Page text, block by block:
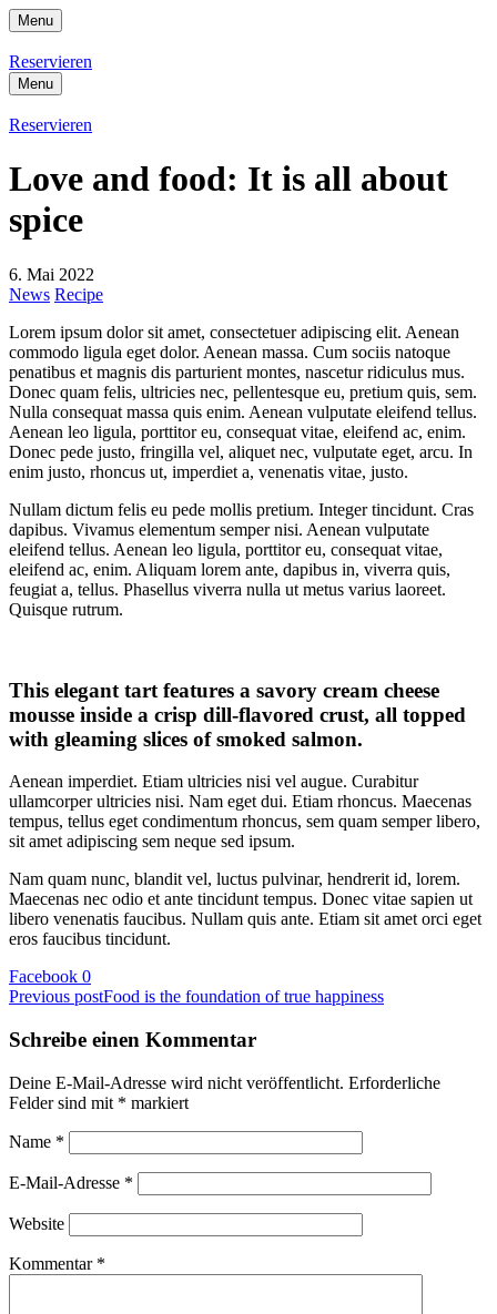
Menu
Reservieren
Menu
Reservieren
Love and food: It is all about
spice
6. Mai 2022
News Recipe
Lorem ipsum dolor sit amet, consectetuer adipiscing elit. Aenean
commodo ligula eget dolor. Aenean massa. Cum sociis natoque
penatibus et magnis dis parturient montes, nascetur ridiculus mus.
Donec quam felis, ultricies nec, pellentesque eu, pretium quis, sem.
Nulla consequat massa quis enim. Aenean vulputate eleifend tellus.
Aenean leo ligula, porttitor eu, consequat vitae, eleifend ac, enim.
Donec pede justo, fringilla vel, aliquet nec, vulputate eget, arcu. In
enim justo, rhoncus ut, imperdiet a, venenatis vitae, justo.
Nullam dictum felis eu pede mollis pretium. Integer tincidunt. Cras
dapibus. Vivamus elementum semper nisi. Aenean vulputate
eleifend tellus. Aenean leo ligula, porttitor eu, consequat vitae,
eleifend ac, enim. Aliquam lorem ante, dapibus in, viverra quis,
feugiat a, tellus. Phasellus viverra nulla ut metus varius laoreet.
Quisque rutrum.
This elegant tart features a savory cream cheese
mousse inside a crisp dill-flavored crust, all topped
with gleaming slices of smoked salmon.
Aenean imperdiet. Etiam ultricies nisi vel augue. Curabitur
ullamcorper ultricies nisi. Nam eget dui. Etiam rhoncus. Maecenas
tempus, tellus eget condimentum rhoncus, sem quam semper libero,
sit amet adipiscing sem neque sed ipsum.
Nam quam nunc, blandit vel, luctus pulvinar, hendrerit id, lorem.
Maecenas nec odio et ante tincidunt tempus. Donec vitae sapien ut
libero venenatis faucibus. Nullam quis ante. Etiam sit amet orci eget
eros faucibus tincidunt.
Facebook 0
Beitragsnavigation
Previous postFood is the foundation of true happiness
Schreibe einen Kommentar
Deine E-Mail-Adresse wird nicht veröffentlicht. Erforderliche
Felder sind mit * markiert
Name *
E-Mail-Adresse *
Website
Kommentar *